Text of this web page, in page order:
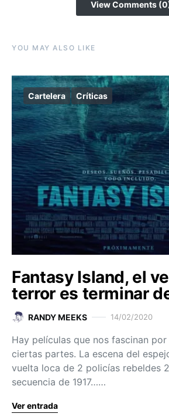
View Comments
YOU MAY ALSO LIKE
Cartelera Críticas
Fantasy Island, el
terror es terminar
RANDY MEEKS 14/02/2020
Hay películas que nos fascinan
ciertas partes. La escena del
vuelta loca de 2 policías rebeldes
secuencia de 1917……
Ver entrada